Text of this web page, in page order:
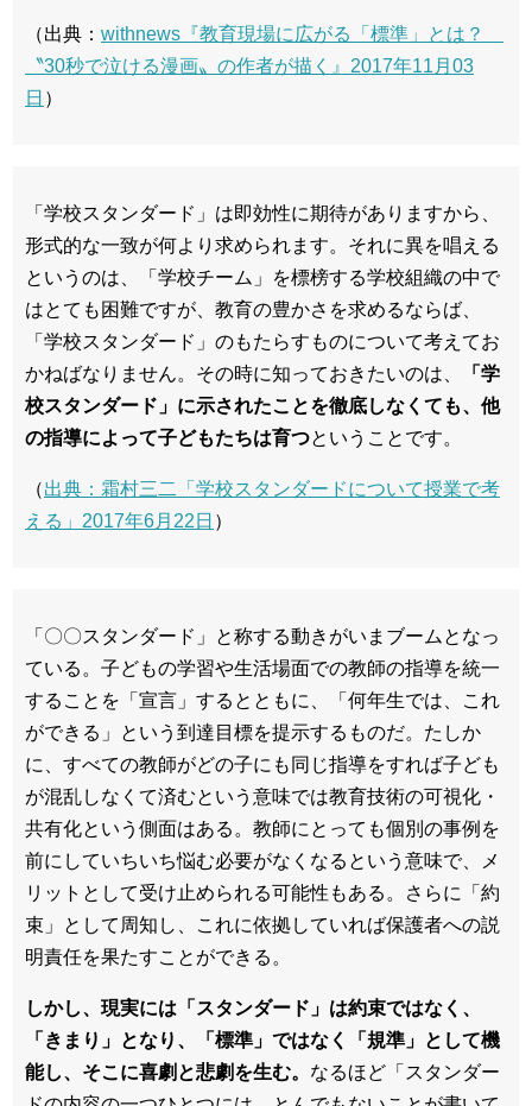
（出典： withnews『教育現場に広がる「標準」とは？
〝30秒で泣ける漫画〟の作者が描く』2017年11月03
日 ）
「学校スタンダード」は即効性に期待がありますから、
形式的な一致が何より求められます。それに異を唱える
というのは、「学校チーム」を標榜する学校組織の中で
はとても困難ですが、教育の豊かさを求めるならば、
「学校スタンダード」のもたらすものについて考えてお
かねばなりません。その時に知っておきたいのは、
「学
校スタンダード」に示されたことを徹底しなくても、他
の指導によって子どもたちは育つということです。
（出典：霜村三二「学校スタンダードについて授業で考
える」2017年6月22日 ）
「〇〇スタンダード」と称する動きがいまブームとなっ
ている。子どもの学習や生活場面での教師の指導を統一
することを「宣言」するとともに、「何年生では、これ
ができる」という到達目標を提示するものだ。たしか
に、すべての教師がどの子にも同じ指導をすれば子ども
が混乱しなくて済むという意味では教育技術の可視化・
共有化という側面はある。教師にとっても個別の事例を
前にしていちいち悩む必要がなくなるという意味で、メ
リットとして受け止められる可能性もある。さらに「約
束」として周知し、これに依拠していれば保護者への説
明責任を果たすことができる。
しかし、現実には「スタンダード」は約束ではなく、
「きまり」となり、「標準」ではなく「規準」として機
能し、そこに喜劇と悲劇を生む。 なるほど「スタンダー